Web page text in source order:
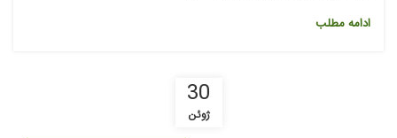
ادامه مطلب
30
ژوئن